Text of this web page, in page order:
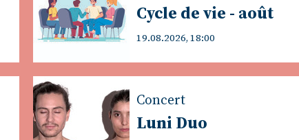
Cycle de vie - août
19.08.2026, 18:00
Concert
Luni Duo